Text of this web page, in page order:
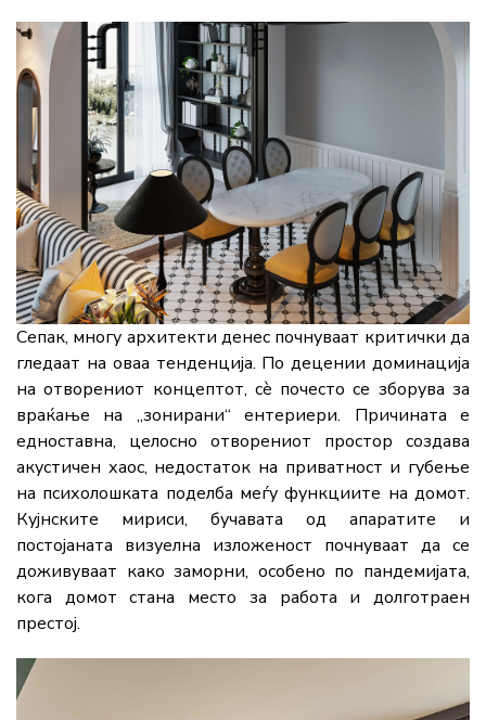
Сепак, многу архитекти денес почнуваат критички да
гледаат на оваа тенденција. По децении доминација
на отворениот концептот, сè почесто се зборува за
враќање на „зонирани“ ентериери. Причината е
едноставна, целосно отворениот простор создава
акустичен хаос, недостаток на приватност и губење
на психолошката поделба меѓу функциите на домот.
Кујнските мириси, бучавата од апаратите и
постојаната визуелна изложеност почнуваат да се
доживуваат како заморни, особено по пандемијата,
кога домот стана место за работа и долготраен
престој.